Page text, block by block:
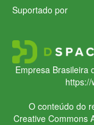
Suportado por
Empresa Brasileira
O conteúdo do
Creative Commons